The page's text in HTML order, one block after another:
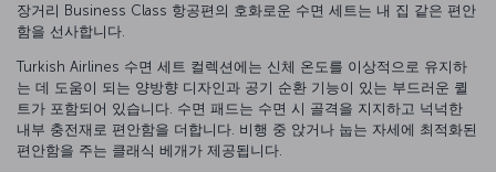
장거리 Business Class 항공편의 호화로운 수면 세트는 내 집 같은 편안
함을 선사합니다.
Turkish Airlines 수면 세트 컬렉션에는 신체 온도를 이상적으로 유지하
는 데 도움이 되는 양방향 디자인과 공기 순환 기능이 있는 부드러운 퀼
트가 포함되어 있습니다. 수면 패드는 수면 시 골격을 지지하고 넉넉한
내부 충전재로 편안함을 더합니다. 비행 중 앉거나 눕는 자세에 최적화된
편안함을 주는 클래식 베개가 제공됩니다.